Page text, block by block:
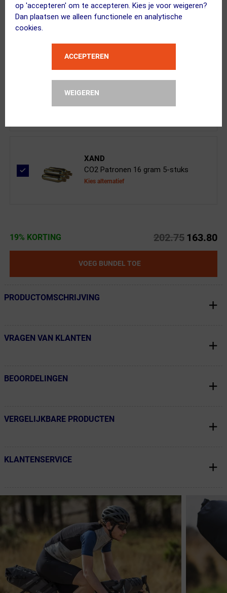
op 'accepteren' om te accepteren. Kies je voor weigeren?
Dan plaatsen we alleen functionele en analytische
cookies.
ACCEPTEREN
WEIGEREN
XAND
Frame Beschermfolie Glans Tr...
Kies alternatief
XAND
CO2 Patronen 16 gram 5-stuks
Kies alternatief
19% KORTING 202.75 163.80
VOEG BUNDEL TOE
← Terug naar productnavigatie
PRODUCTOMSCHRIJVING
← Terug naar productnavigatie
VRAGEN VAN KLANTEN
← Terug naar productnavigatie
BEOORDELINGEN
← Terug naar productnavigatie
VERGELIJKBARE PRODUCTEN
← Terug naar productnavigatie
KLANTENSERVICE